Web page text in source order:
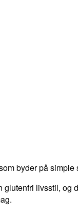
byder på
glutenfri livsstil, og